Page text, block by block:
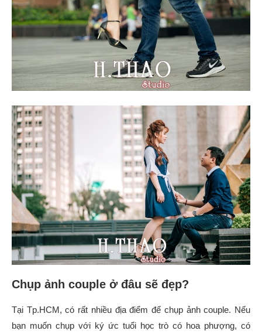
Chụp ảnh couple ở đâu sẽ đẹp?
Tại Tp.HCM, có rất nhiều địa điểm để chụp ảnh couple. Nếu
bạn muốn chụp với ký ức tuổi học trò có hoa phượng, có